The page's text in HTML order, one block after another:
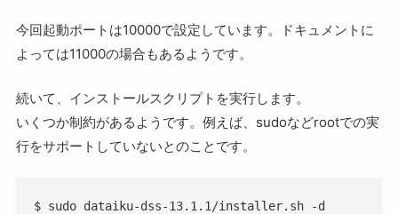
今回起動ポートは10000で設定しています。ドキュメントに
よっては11000の場合もあるようです。
続いて、インストールスクリプトを実行します。
いくつか制約があるようです。例えば、sudoなどrootでの実
行をサポートしていないとのことです。
$ sudo dataiku-dss-13.1.1/installer.sh -d